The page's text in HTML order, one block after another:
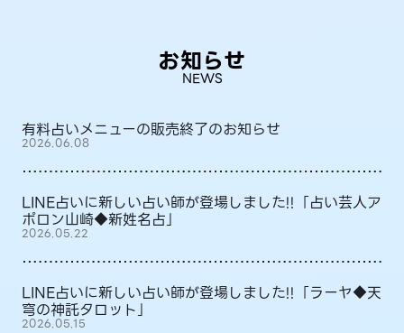
お知らせ
NEWS
有料占いメニューの販売終了のお知らせ
2026.06.08
LINE占いに新しい占い師が登場しました!!「占い芸人ア
ポロン山崎◆新姓名占」
2026.05.22
LINE占いに新しい占い師が登場しました!!「ラーヤ◆天
穹の神託タロット」
2026.05.15